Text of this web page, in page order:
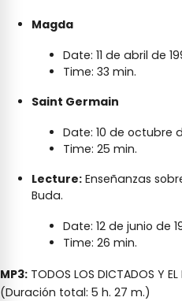
Magda
Date: 11 de abril de
Time: 33 min.
Saint Germain
Date: 10 de octubre
Time: 25 min.
Lecture: Enseñanzas
Buda.
Date: 12 de junio de
Time: 26 min.
MP3: TODOS LOS DICTADOS Y EL
(Duración total: 5 h. 27 m.)